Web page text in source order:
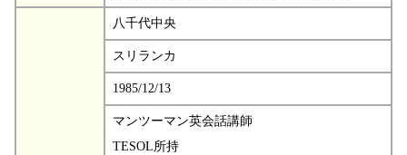
八千代中央
スリランカ
1985/12/13
マンツーマン英会話講師
TESOL所持